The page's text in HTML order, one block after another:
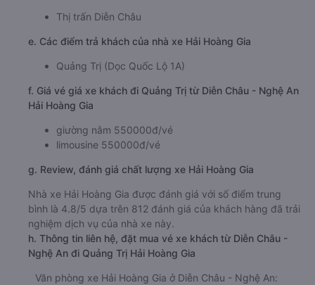
Thị trấn Diễn Châu
e. Các điểm trả khách của nhà xe Hải Hoàng Gia
Quảng Trị (Dọc Quốc Lộ 1A)
f. Giá vé giá xe khách đi Quảng Trị từ Diễn Châu - Nghệ An
Hải Hoàng Gia
giường nằm 550000đ/vé
limousine 550000đ/vé
g. Review, đánh giá chất lượng xe Hải Hoàng Gia
Nhà xe Hải Hoàng Gia được đánh giá với số điểm trung
bình là 4.8/5 dựa trên 812 đánh giá của khách hàng đã trải
nghiệm dịch vụ của nhà xe này.
h. Thông tin liên hệ, đặt mua vé xe khách từ Diễn Châu -
Nghệ An đi Quảng Trị Hải Hoàng Gia
Văn phòng xe Hải Hoàng Gia ở Diễn Châu - Nghệ An: